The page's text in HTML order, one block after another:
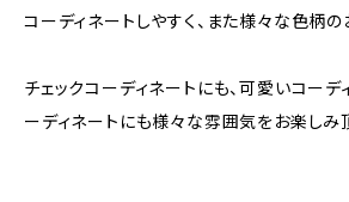
コーディネートしやすく、また様々な色柄
チェックコーディネートにも、可愛いコーデ
ーディネートにも様々な雰囲気をお楽しみ